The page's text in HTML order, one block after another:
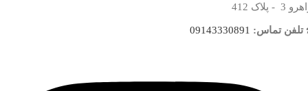
3 - پلاک 412
تلفن تماس: 09143330891